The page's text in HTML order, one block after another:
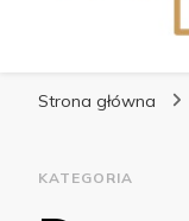
Strona główna
KATEGORIA